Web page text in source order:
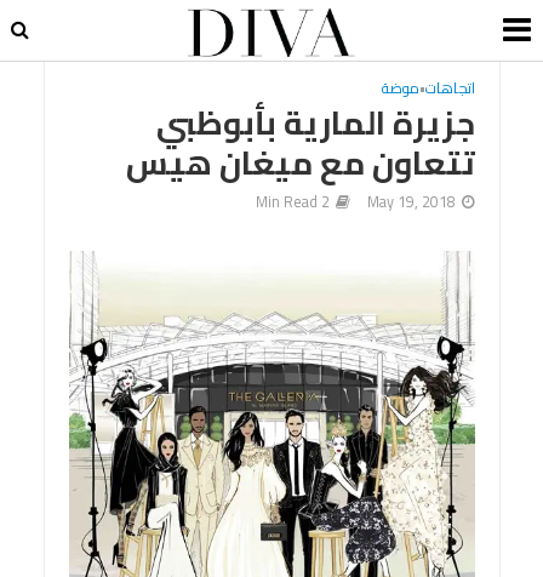
اتجاهات•موضة
جزيرة المارية بأبوظبي
تتعاون مع ميغان هيس
May 19, 2018
2 Min Read